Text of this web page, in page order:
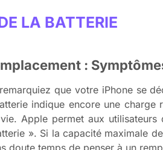
LA BATTERIE
:
que votre iPhone se
indique encore une charge
Apple permet aux utilisateurs
». Si la capacité maximale
doute temps de penser à un